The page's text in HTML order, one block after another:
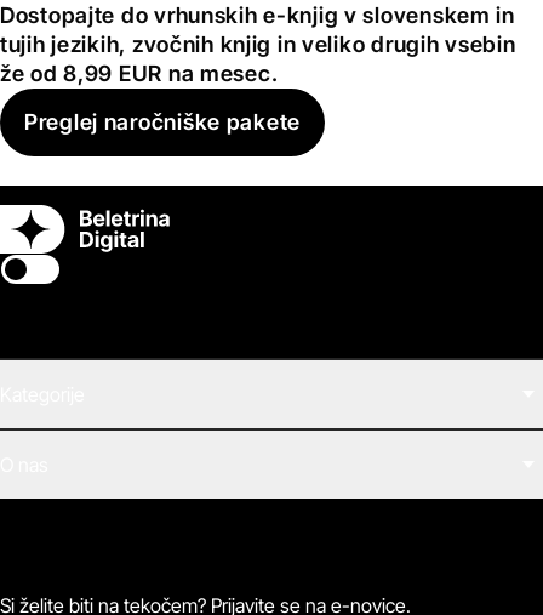
Dostopajte do vrhunskih e-knjig v slovenskem in
tujih jezikih, zvočnih knjig in veliko drugih vsebin
že od 8,99 EUR na mesec.
Preglej naročniške pakete
Switch theme
Zvočne knjige
Kontaktirajte nas
Si želite biti na tekočem? Prijavite se na e-novice.